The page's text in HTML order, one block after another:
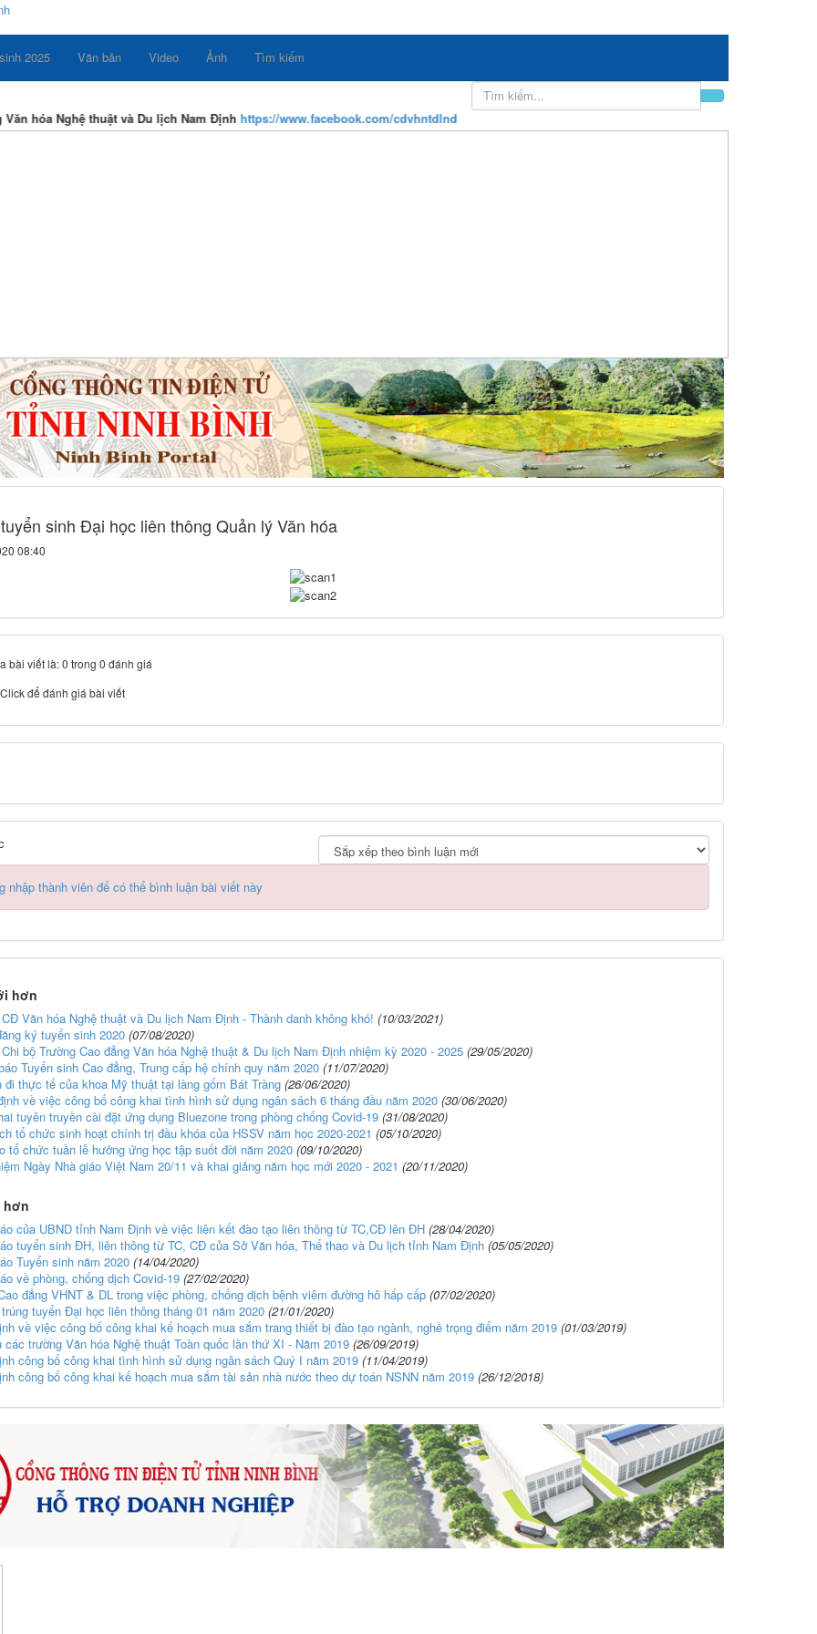
2025 Văn bản Video Ảnh Tìm kiếm
hóa Nghệ thuật và Du lịch Nam Địnhhttps://www.facebook.com/cdvhntdlnd
sinh Đại học liên thông Quản lý Văn hóa
08:40
bài viết là: 0 trong 0 đánh giá
Click để đánh giá bài viết
nhập thành viên để có thể bình luận bài viết này
hơn
Văn hóa Nghệ thuật và Du lịch Nam Định - Thành danh không khó! (10/03/2021)
ký tuyển sinh 2020 (07/08/2020)
bộ Trường Cao đẳng Văn hóa Nghệ thuật & Du lịch Nam Định nhiệm kỳ 2020 - 2025 (29/05/2020)
Tuyển sinh Cao đẳng, Trung cấp hệ chính quy năm 2020 (11/07/2020)
đi thực tế của khoa Mỹ thuật tại làng gốm Bát Tràng (26/06/2020)
về việc công bố công khai tình hình sử dụng ngân sách 6 tháng đầu năm 2020 (30/06/2020)
tuyên truyền cài đặt ứng dụng Bluezone trong phòng chống Covid-19 (31/08/2020)
tổ chức sinh hoạt chính trị đầu khóa của HSSV năm học 2020-2021 (05/10/2020)
tổ chức tuần lễ hưởng ứng học tập suốt đời năm 2020 (09/10/2020)
Ngày Nhà giáo Việt Nam 20/11 và khai giảng năm học mới 2020 - 2021 (20/11/2020)
hơn
của UBND tỉnh Nam Định về việc liên kết đào tạo liên thông từ TC,CĐ lên ĐH (28/04/2020)
tuyển sinh ĐH, liên thông từ TC, CĐ của Sở Văn hóa, Thể thao và Du lịch tỉnh Nam Định (05/05/2020)
Tuyển sinh năm 2020 (14/04/2020)
về phòng, chống dịch Covid-19 (27/02/2020)
đẳng VHNT & DL trong việc phòng, chống dịch bệnh viêm đường hô hấp cấp (07/02/2020)
tuyển Đại học liên thông tháng 01 năm 2020 (21/01/2020)
về việc công bố công khai kế hoạch mua sắm trang thiết bị đào tạo ngành, nghề trọng điểm năm 2019 (01/03/2019)
các trường Văn hóa Nghệ thuật Toàn quốc lần thứ XI - Năm 2019 (26/09/2019)
công bố công khai tình hình sử dụng ngân sách Quý I năm 2019 (11/04/2019)
công bố công khai kế hoạch mua sắm tài sản nhà nước theo dự toán NSNN năm 2019 (26/12/2018)